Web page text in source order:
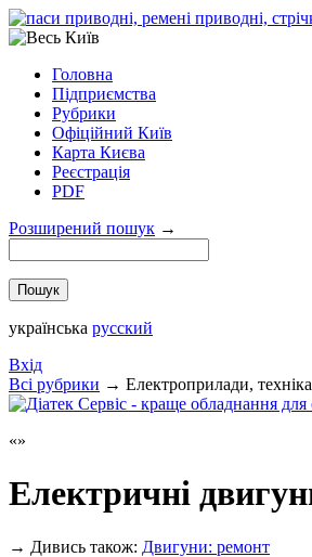
Головна
Підприємства
Рубрики
Офіційний Київ
Карта Києва
Реєстрація
PDF
Розширений пошук →
українська русский
Вхід
Всi рубрики → Електроприлади,
Електричні
→ Дивись також: Двигуни: ремонт